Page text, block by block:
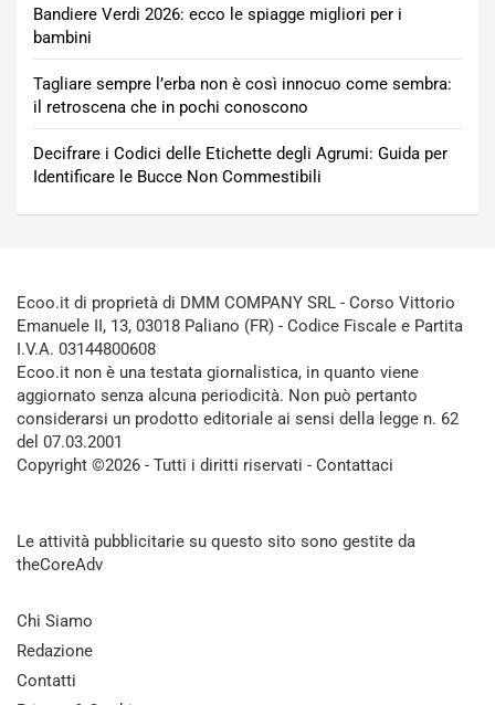
Bandiere Verdi 2026: ecco le spiagge migliori per i
bambini
Tagliare sempre l’erba non è così innocuo come sembra:
il retroscena che in pochi conoscono
Decifrare i Codici delle Etichette degli Agrumi: Guida per
Identificare le Bucce Non Commestibili
Ecoo.it di proprietà di DMM COMPANY SRL - Corso Vittorio
Emanuele II, 13, 03018 Paliano (FR) - Codice Fiscale e Partita
I.V.A. 03144800608
Ecoo.it non è una testata giornalistica, in quanto viene
aggiornato senza alcuna periodicità. Non può pertanto
considerarsi un prodotto editoriale ai sensi della legge n. 62
del 07.03.2001
Copyright ©2026 - Tutti i diritti riservati - Contattaci
Le attività pubblicitarie su questo sito sono gestite da
theCoreAdv
Chi Siamo
Redazione
Contatti